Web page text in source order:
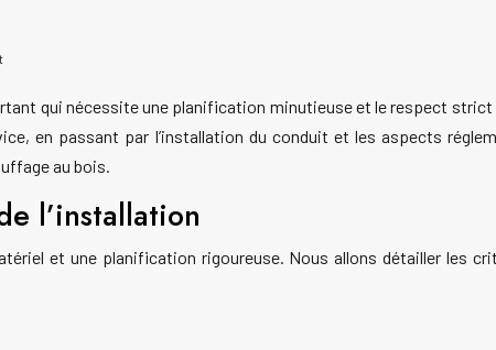
qui nécessite une planification minutieuse et le respect
en passant par l’installation du conduit et les aspects
au bois.
l’installation
et une planification rigoureuse. Nous allons détailler les